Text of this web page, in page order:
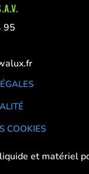
95
COOKIES
et matériel